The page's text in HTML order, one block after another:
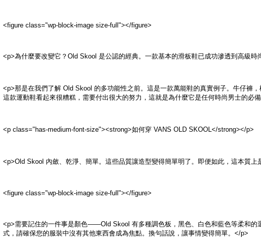
<figure class="wp-block-image size-full"></figure>
<p>為什麼要改變它？Old Skool 是公認的經典。一款基本的滑板鞋已成功滲透到高級
<p>那是在我們了解 Old Skool 的多功能性之前。這是一款萬能鞋的真實例子。牛仔褲
這款運動鞋看起來很糟糕，需要付出很大的努力，這就是為什麼它是任何時尚男士的必
<p class="has-medium-font-size"><strong>如何穿 VANS OLD SKOOL</strong></p>
<p>Old Skool 內斂、乾淨、簡單。這些品質讓造型變得簡單明了。即便如此，這本質
<figure class="wp-block-image size-full"></figure>
<p>需要記住的一件事是顏色——Old Skool 有多種調色板，黑色、白色和藍色等柔和
式，請確保您的服裝中沒有其他東西會成為焦點。換句話說，讓事情變得簡單。</p>